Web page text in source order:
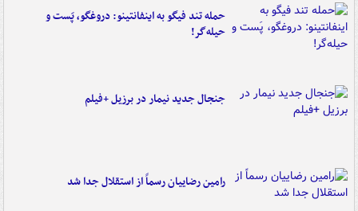
حمله تند فیگو به اینفانتینو: دروغگو، پَست‌ و
حیله‌گر!
جنجال جدید نیمار در برزیل +فیلم
رامین رضاییان رسماً از استقلال جدا شد